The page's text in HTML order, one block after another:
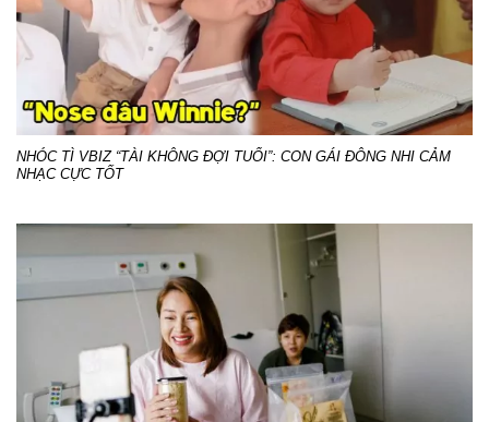
NHÓC TÌ VBIZ “TÀI KHÔNG ĐỢI TUỔI”: CON GÁI ĐÔNG NHI CẢM
NHẠC CỰC TỐT